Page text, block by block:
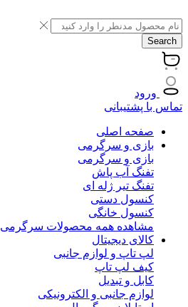
Search
ورود
تماس با پشتیبانی
صفحه اصلی
بازی و سرگرمی
بازی و سرگرمی
تفنگ آب پاش
تفنگ تیر ژله ای
کنسول دستی
کنسول خانگی
مشاهده همه محصولات سرگرمی
کالای دیجیتال
لپ تاپ و لوازم جانبی
کیف لپ تاپ
کابل و تبدیل
لوازم جانبی و الکترونیکی